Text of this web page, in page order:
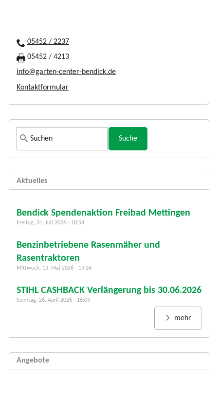
05452 / 2237
05452 / 4213
info@garten-center-bendick.de
Kontaktformular
S
u
h
f
r
m
l
a
r
Aktuelles
Bendick Spendenaktion Freibad Mettingen
Freitag, 31. Juli 2026 - 18:54
Benzinbetriebene Rasenmäher und
Rasentraktoren
Mittwoch, 13. Mai 2026 - 19:24
STIHL CASHBACK Verlängerung bis 30.06.2026
Sonntag, 26. April 2026 - 16:03
mehr
Angebote